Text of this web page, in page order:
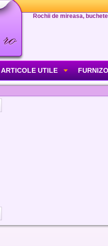
Rochii de mireasa,
ARTICOLE UTILE